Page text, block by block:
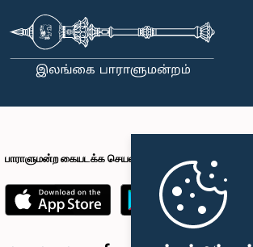
பாராளுமன்ற கையடக்க செயலி